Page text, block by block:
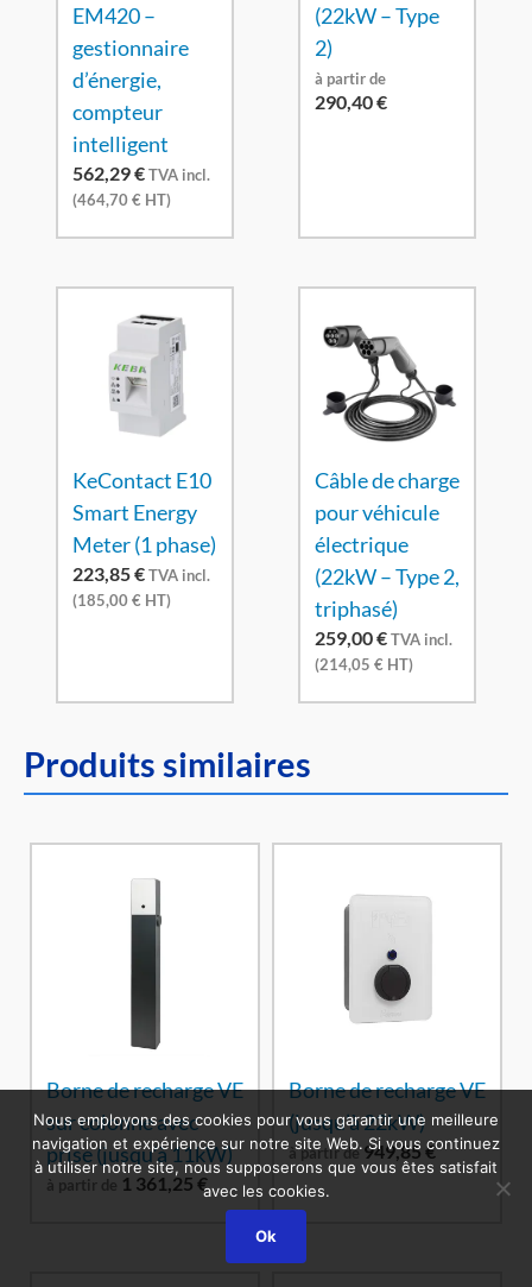
EM420 –
gestionnaire
d’énergie,
compteur
intelligent
562,29€TVA incl.
(464,70€ HT)
(22kW – Type
2)
à partir de
290,40€
KeContact E10
Smart Energy
Meter (1 phase)
223,85€TVA incl.
(185,00€ HT)
Câble de charge
pour véhicule
électrique
(22kW – Type 2,
triphasé)
259,00€TVA incl.
(214,05 € HT)
Produits similaires
Borne de recharge VE
sur colonne avec
prise (jusqu’à 11kW)
à partir de 1 361,25 €
Borne de recharge VE
(jusqu’à 22kW)
à partir de 949,85 €
Nous employons des cookies pour vous garantir une meilleure
navigation et expérience sur notre site Web. Si vous continuez
à utiliser notre site, nous supposerons que vous êtes satisfait
avec les cookies.
Ok